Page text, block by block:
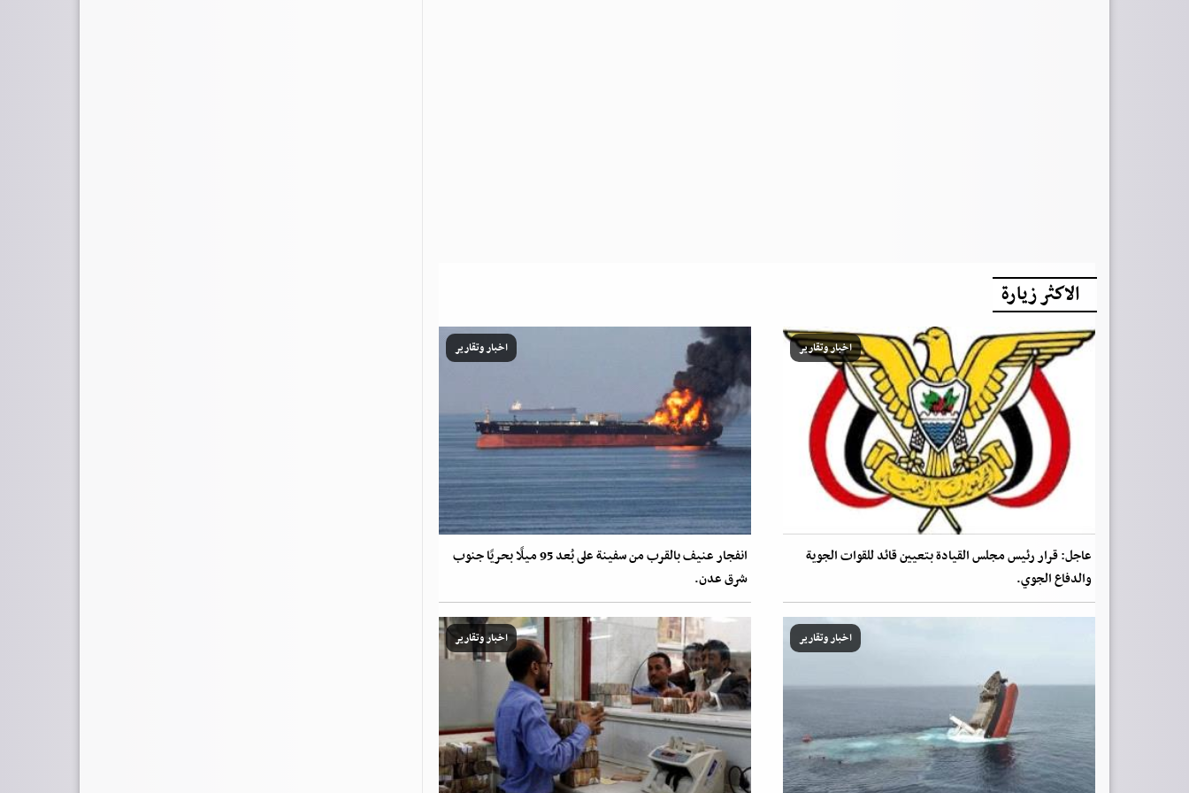
الاكثر زيارة
اخبار وتقارير
عاجل: قرار رئيس مجلس القيادة بتعيين قائد للقوات الجوية
والدفاع الجوي.
اخبار وتقارير
انفجار عنيف بالقرب من سفينة على بُعد 95 ميلًا بحريًا جنوب
شرق عدن.
اخبار وتقارير اخبار وتقارير